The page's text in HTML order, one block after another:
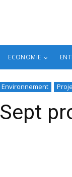
ECONOMIE
Environnement
Sept